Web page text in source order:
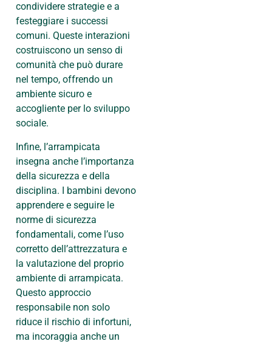
condividere strategie e a
festeggiare i successi
comuni. Queste interazioni
costruiscono un senso di
comunità che può durare
nel tempo, offrendo un
ambiente sicuro e
accogliente per lo sviluppo
sociale.
Infine, l’arrampicata
insegna anche l’importanza
della sicurezza e della
disciplina. I bambini devono
apprendere e seguire le
norme di sicurezza
fondamentali, come l’uso
corretto dell’attrezzatura e
la valutazione del proprio
ambiente di arrampicata.
Questo approccio
responsabile non solo
riduce il rischio di infortuni,
ma incoraggia anche un